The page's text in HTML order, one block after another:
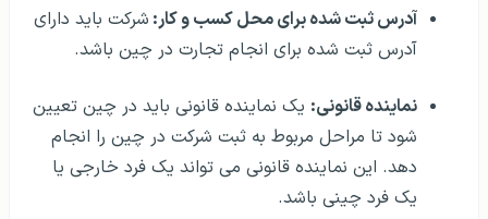
آدرس ثبت شده برای محل کسب و کار: شرکت باید دارای
آدرس ثبت شده برای انجام تجارت در چین باشد.
نماینده قانونی: یک نماینده قانونی باید در چین تعیین
شود تا مراحل مربوط به ثبت شرکت در چین را انجام
دهد. این نماینده قانونی می تواند یک فرد خارجی یا
یک فرد چینی باشد.